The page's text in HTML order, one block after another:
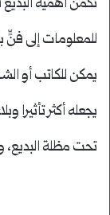
تكمن أهمية
للمعلومات إلى
يمكن للكاتب أو
يجعله أكثر تأثيرا
تحت مظلة البديع،